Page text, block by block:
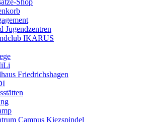
Jugendzentren
IKARUS
Friedrichshagen
Campus Kiezspindel